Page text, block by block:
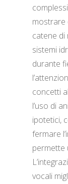
mostrare
catene
sistemi
durante
concetti
l’uso di
ipotetici,
fermare
permette
vocali